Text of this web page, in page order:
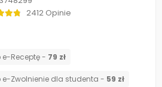
2412 Opinie
e-Receptę - 79 zł
e-Zwolnienie dla studenta - 59 zł